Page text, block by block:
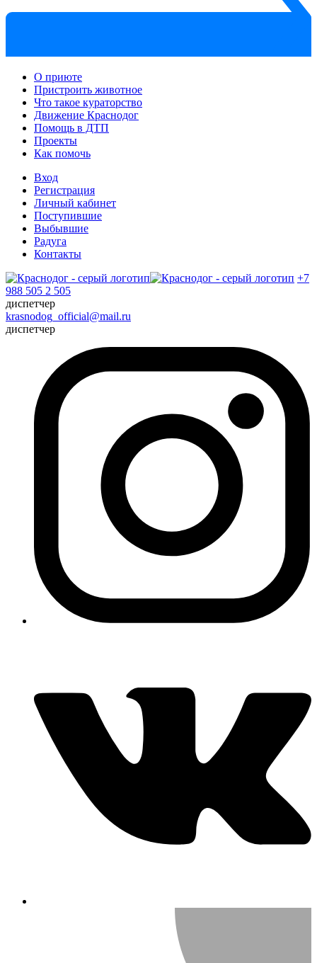
О приюте
Пристроить животное
Что такое кураторство
Движение Краснодог
Помощь в ДТП
Проекты
Как помочь
Вход
Регистрация
Личный кабинет
Поступившие
Выбывшие
Радуга
Контакты
+7
988 505 2 505
диспетчер
krasnodog_official@mail.ru
диспетчер